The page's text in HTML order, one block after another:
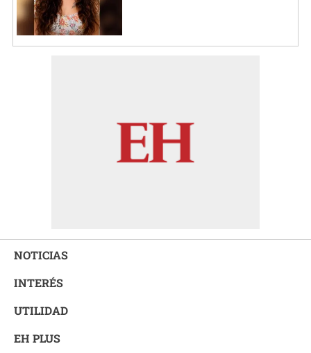
NOTICIAS
INTERÉS
UTILIDAD
EH PLUS